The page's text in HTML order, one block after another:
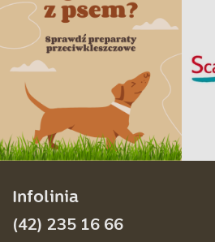
Infolinia
(42) 235 16 66